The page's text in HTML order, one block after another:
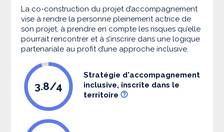
La co-construction du projet d’accompagnement
vise à rendre la personne pleinement actrice de
son projet, à prendre en compte les risques qu’elle
pourrait rencontrer et à s’inscrire dans une logique
partenariale au profit d’une approche inclusive.
3.8/4
Stratégie d'accompagnement
inclusive, inscrite dans le
territoire